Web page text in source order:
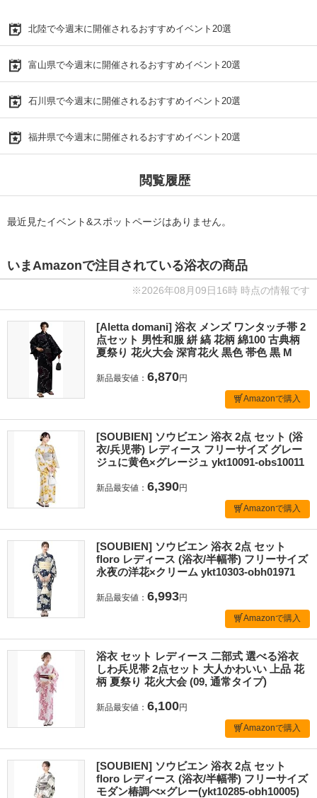
北陸で今週末に開催されるおすすめイベント20選
富山県で今週末に開催されるおすすめイベント20選
石川県で今週末に開催されるおすすめイベント20選
福井県で今週末に開催されるおすすめイベント20選
閲覧履歴
最近見たイベント&スポットページはありません。
いまAmazonで注目されている浴衣の商品
※2026年08月09日16時 時点の情報です
[Aletta domani] 浴衣 メンズ ワンタッチ帯 2
点セット 男性和服 絣 縞 花柄 綿100 古典柄
夏祭り 花火大会 深宵花火 黒色 帯色 黒 M
新品最安値： 6,870円
Amazonで購入
[SOUBIEN] ソウビエン 浴衣 2点 セット (浴
衣/兵児帯) レディース フリーサイズ グレー
ジュに黄色×グレージュ ykt10091-obs10011
新品最安値： 6,390円
Amazonで購入
[SOUBIEN] ソウビエン 浴衣 2点 セット
floro レディース (浴衣/半幅帯) フリーサイズ
永夜の洋花×クリーム ykt10303-obh01971
新品最安値： 6,993円
Amazonで購入
浴衣 セット レディース 二部式 選べる浴衣
しわ兵児帯 2点セット 大人かわいい 上品 花
柄 夏祭り 花火大会 (09, 通常タイプ)
新品最安値： 6,100円
Amazonで購入
[SOUBIEN] ソウビエン 浴衣 2点 セット
floro レディース (浴衣/半幅帯) フリーサイズ
モダン椿調べ×グレー(ykt10285-obh10005)